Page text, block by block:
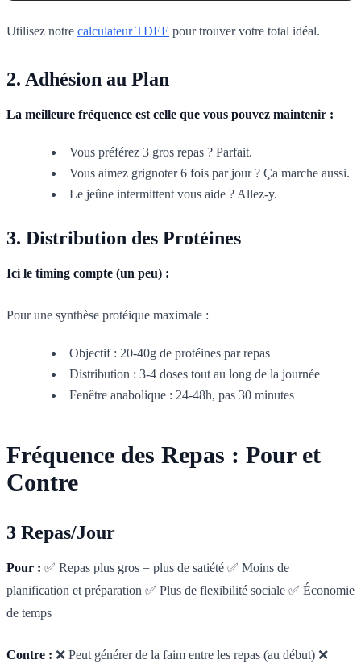
Utilisez notre calculateur TDEE pour trouver votre total idéal.
2. Adhésion au Plan
La meilleure fréquence est celle que vous pouvez maintenir :
Vous préférez 3 gros repas ? Parfait.
Vous aimez grignoter 6 fois par jour ? Ça marche aussi.
Le jeûne intermittent vous aide ? Allez-y.
3. Distribution des Protéines
Ici le timing compte (un peu) :
Pour une synthèse protéique maximale :
Objectif : 20-40g de protéines par repas
Distribution : 3-4 doses tout au long de la journée
Fenêtre anabolique : 24-48h, pas 30 minutes
Fréquence des Repas : Pour et
Contre
3 Repas/Jour
Pour : ✅ Repas plus gros = plus de satiété ✅ Moins de
planification et préparation ✅ Plus de flexibilité sociale ✅ Économie
de temps
Contre : ❌ Peut générer de la faim entre les repas (au début) ❌